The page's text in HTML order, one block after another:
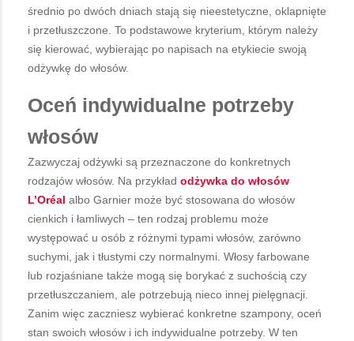
średnio po dwóch dniach stają się nieestetyczne, oklapnięte
i przetłuszczone. To podstawowe kryterium, którym należy
się kierować, wybierając po napisach na etykiecie swoją
odżywkę do włosów.
Oceń indywidualne potrzeby
włosów
Zazwyczaj odżywki są przeznaczone do konkretnych
rodzajów włosów. Na przykład odżywka do włosów
L’Oréal albo Garnier może być stosowana do włosów
cienkich i łamliwych – ten rodzaj problemu może
występować u osób z różnymi typami włosów, zarówno
suchymi, jak i tłustymi czy normalnymi. Włosy farbowane
lub rozjaśniane także mogą się borykać z suchością czy
przetłuszczaniem, ale potrzebują nieco innej pielęgnacji.
Zanim więc zaczniesz wybierać konkretne szampony, oceń
stan swoich włosów i ich indywidualne potrzeby. W ten